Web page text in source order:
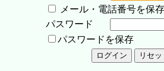
メール・電話番号を保存
パスワード
パスワードを保存